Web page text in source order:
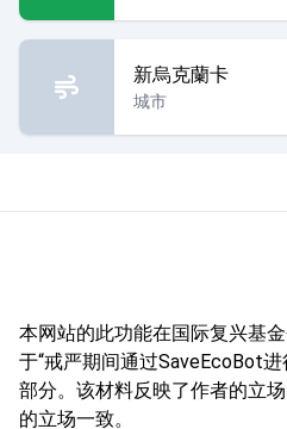
新烏克蘭卡
城市
本网站的此功能在国际复兴基
于“戒严期间通过SaveEcoBot
部分。该材料反映了作者的立
的立场一致。